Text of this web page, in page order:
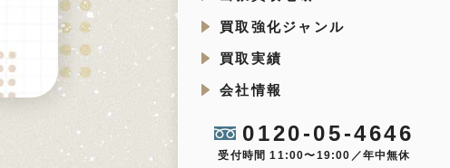
買取強化ジャンル
買取実績
会社情報
0120-05-4646
受付時間 11:00〜19:00／年中無休